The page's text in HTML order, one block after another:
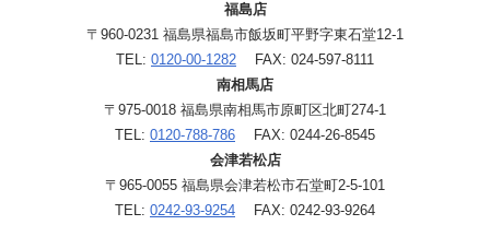
福島店
〒960-0231 福島県福島市飯坂町平野字東石堂12-1
TEL: 0120-00-1282 FAX: 024-597-8111
南相馬店
〒975-0018 福島県南相馬市原町区北町274-1
TEL: 0120-788-786 FAX: 0244-26-8545
会津若松店
〒965-0055 福島県会津若松市石堂町2-5-101
TEL: 0242-93-9254 FAX: 0242-93-9264